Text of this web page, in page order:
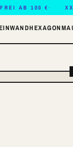
AB 100 €
HEXAGON